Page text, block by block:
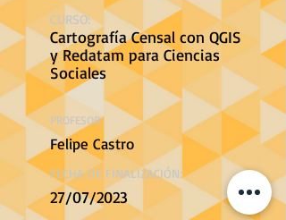
CURSO:
Cartografía Censal con QGIS
y Redatam para Ciencias
Sociales
PROFESOR:
Felipe Castro
FECHA DE FINALIZACIÓN:
27/07/2023